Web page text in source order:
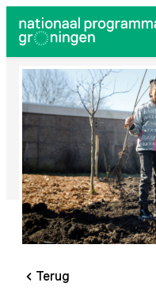
naar
de
inhoud
Terug